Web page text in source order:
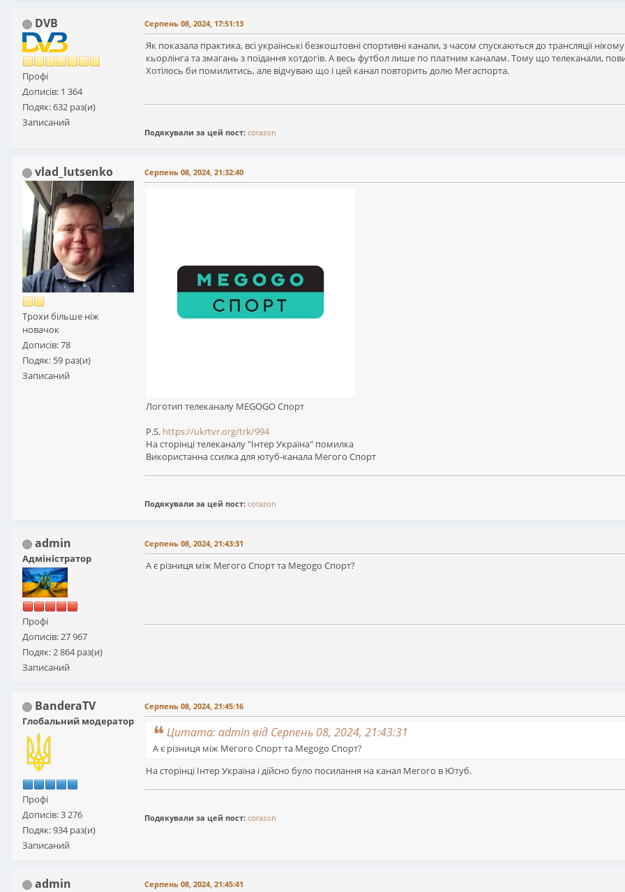
DVB
Профі
Дописів: 1 364
Подяк: 632 раз(и)
Записаний
Серпень 08, 2024, 17:51:13
Як показала практика, всі українські безкоштовні спортивні канали, з часом спускаються до трансляції
кьорлінга та змагань з поїдання хотдогів. А весь футбол лише по платним каналам. Тому що телеканали,
Хотілось би помилитись, але відчуваю що і цей канал повторить долю Мегаспорта.
Подякували за цей пост: corazon
vlad_lutsenko
Трохи більше ніж
новачок
Дописів: 78
Подяк: 59 раз(и)
Записаний
Серпень 08, 2024, 21:32:40
Логотип телеканалу МEGOGO Спорт
P.S. https://ukrtvr.org/trk/994
На сторінці телеканалу "Інтер Україна" помилка
Використанна ссилка для ютуб-канала Мегого Спорт
Подякували за цей пост: corazon
admin
Адміністратор
Профі
Дописів: 27 967
Подяк: 2 864 раз(и)
Записаний
Серпень 08, 2024, 21:43:31
А є різниця між Мегого Спорт та Megogo Спорт?
BanderaTV
Глобальний модератор
Профі
Дописів: 3 276
Подяк: 934 раз(и)
Записаний
Серпень 08, 2024, 21:45:16
Цитата: admin від Серпень 08, 2024, 21:43:31
А є різниця між Мегого Спорт та Megogo Спорт?
На сторінці Інтер Україна і дійсно було посилання на канал Мегого в Ютуб.
Подякували за цей пост: corazon
admin Серпень 08, 2024, 21:45:41